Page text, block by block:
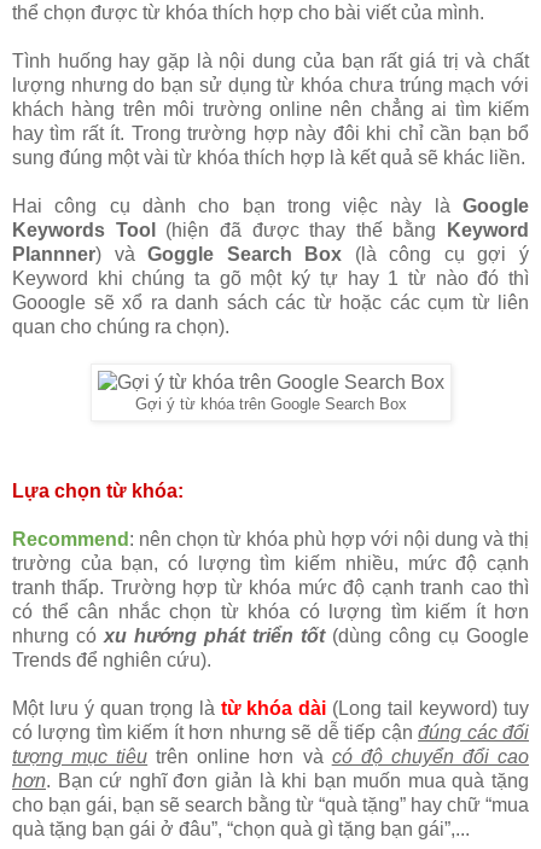
thể chọn được từ khóa thích hợp cho bài viết của mình.
Tình huống hay gặp là nội dung của bạn rất giá trị và chất
lượng nhưng do bạn sử dụng từ khóa chưa trúng mạch với
khách hàng trên môi trường online nên chẳng ai tìm kiếm
hay tìm rất ít. Trong trường hợp này đôi khi chỉ cần bạn bổ
sung đúng một vài từ khóa thích hợp là kết quả sẽ khác liền.
Hai công cụ dành cho bạn trong việc này là Google
Keywords Tool
(hiện đã được thay thế bằng
Keyword
Plannner) vàGoggle Search Box (là công cụ gợi ý
Keyword khi chúng ta gõ một ký tự hay 1 từ nào đó thì
Gooogle sẽ xổ ra danh sách các từ hoặc các cụm từ liên
quan cho chúng ra chọn).
Gợi ý từ khóa trên Google Search Box
Lựa chọn từ khóa:
Recommend : nên chọn từ khóa phù hợp với nội dung và thị
trường của bạn, có lượng tìm kiếm nhiều, mức độ cạnh
tranh thấp. Trường hợp từ khóa mức độ cạnh tranh cao thì
có thể cân nhắc chọn từ khóa có lượng tìm kiếm ít hơn
nhưng có xu hướng phát triển tốt(dùng công cụ Google
Trends để nghiên cứu).
Một lưu ý quan trọng là từ khóa dài (Long tail keyword) tuy
có lượng tìm kiếm ít hơn nhưng sẽ dễ tiếp cậnđúng các đối
tượng mục tiêu trên online hơn và có độ chuyển đổi cao
hơn. Bạn cứ nghĩ đơn giản là khi bạn muốn mua quà tặng
cho bạn gái, bạn sẽ search bằng từ “quà tặng” hay chữ “mua
quà tặng bạn gái ở đâu”, “chọn quà gì tặng bạn gái”,...